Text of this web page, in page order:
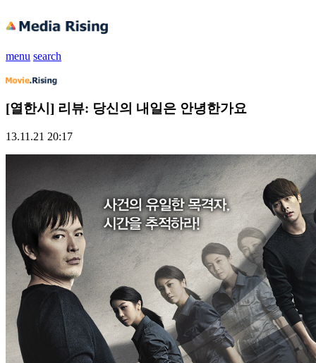
menu search
[열한시] 리뷰: 당신의 내일은 안녕한가요
13.11.21 20:17